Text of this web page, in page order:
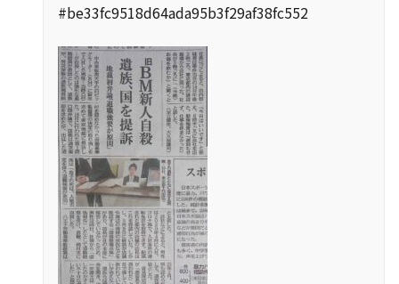
#be33fc9518d64ada95b3f29af38fc552